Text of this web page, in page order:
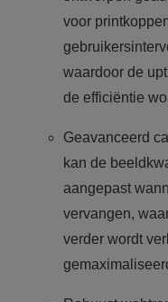
voor
waardoor de
de efficiëntie
Geavanceerd
kan de
aangepast
vervangen,
verder wordt